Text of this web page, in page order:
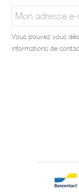
Vous pouvez vous
informations de